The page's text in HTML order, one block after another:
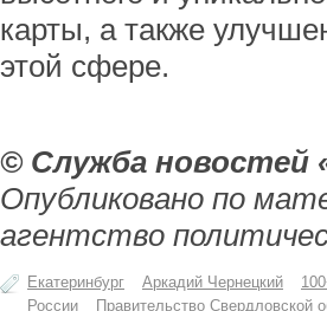
карты, а также
этой сфере.
© Служба новостей
Опубликовано по
агентство
Екатеринбург Аркадий Чернецкий
России
Правительство Свердловской